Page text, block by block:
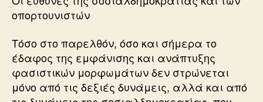
οπορτουνιστών
Τόσο στο παρελθόν, όσο και σήμερα το
έδαφος της εμφάνισης και ανάπτυξης
φασιστικών μορφωμάτων δεν στρώνεται
μόνο από τις δεξιές δυνάμεις, αλλά και από